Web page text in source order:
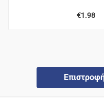
€1.98